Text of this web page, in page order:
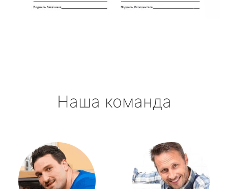
Наша команда